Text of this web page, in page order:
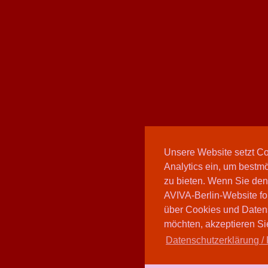
Unsere Website setzt
Analytics ein, um
zu bieten. Wenn Sie
AVIVA-Berlin-Website
über Cookies und
möchten, akzeptieren
Datenschutzerklärung /